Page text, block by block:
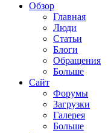
Обзор
Главная
Люди
Статьи
Блоги
Обращения
Больше
Сайт
Форумы
Загрузки
Галерея
Больше